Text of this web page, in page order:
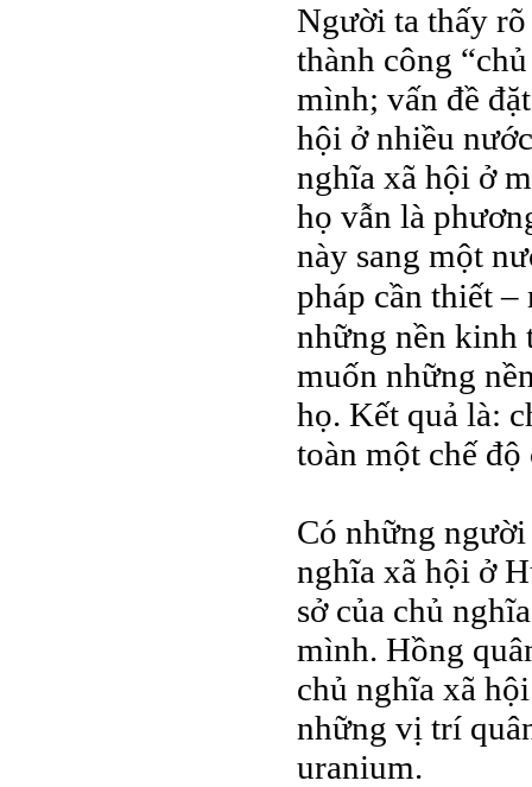
Người ta thấy
thành công
mình; vấn đề
hội ở nhiều
nghĩa xã hội ở
họ vẫn là
này sang một
pháp cần thiết
những nền kinh
muốn những
họ. Kết quả là:
toàn một chế
Có những
nghĩa xã hội ở
sở của chủ
mình. Hồng
chủ nghĩa xã
những vị trí
uranium.